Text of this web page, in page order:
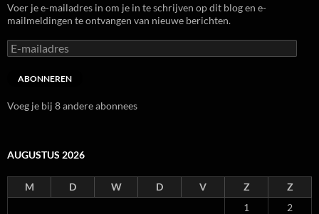
Voer je e-mailadres in om je in te schrijven op dit blog en e-
mailmeldingen te ontvangen van nieuwe berichten.
E-
mailadres
ABONNEREN
Voeg je bij 8 andere abonnees
AUGUSTUS 2026
M D W D V Z
Z
1
2